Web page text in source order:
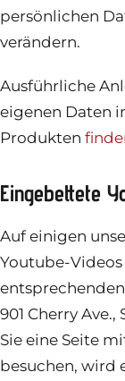
persönlichen
verändern.
Ausführliche
eigenen Daten
Produkten
Eingebettete
Auf einigen
Youtube-
901 Cherry Ave.,
Sie eine Seite
besuchen, wird